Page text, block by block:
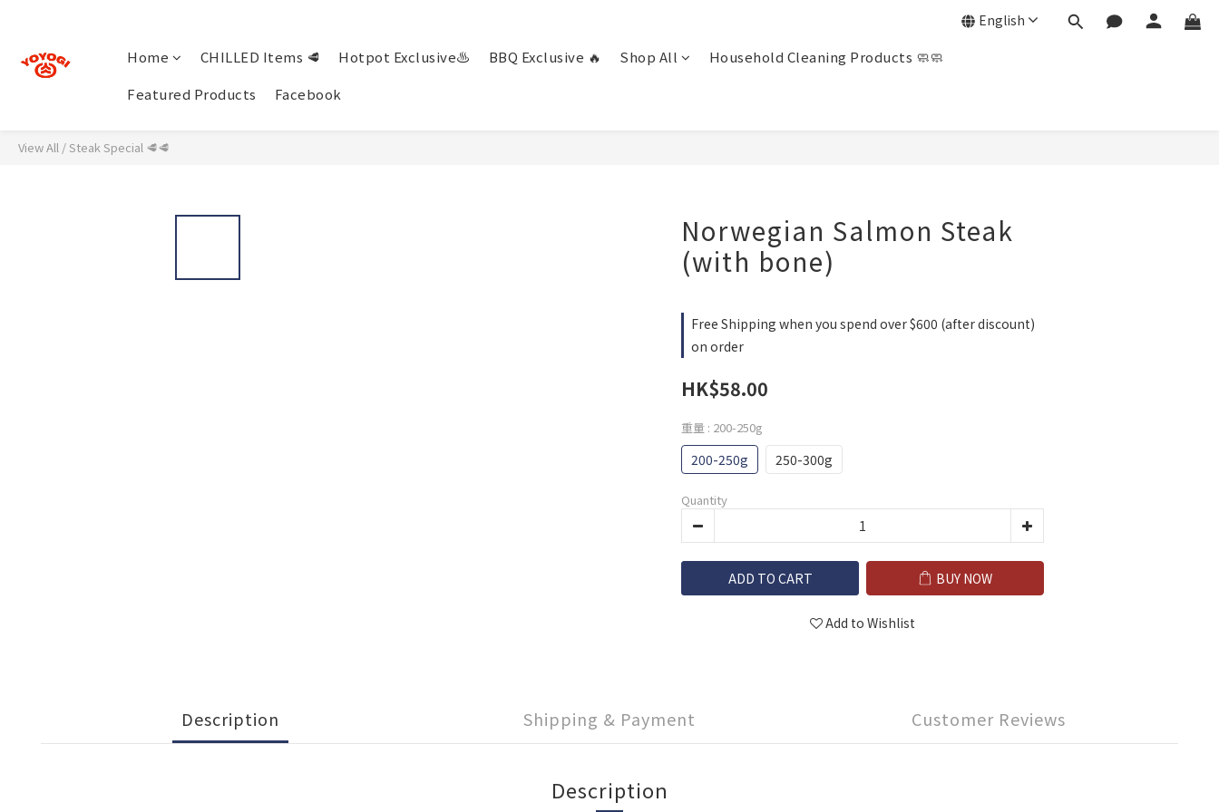
Home CHILLED Items 🥩 Hotpot Exclusive♨️ BBQ Exclusive 🔥 Shop All
Household Cleaning Products 🧼🧼
Featured Products
Facebook
English
View All /Steak Special 🥩🥩
Norwegian Salmon Steak
(with bone)
Free Shipping when you spend over $600 (after discount)
on order
HK$58.00
重量 : 200-250g
200-250g 250-300g
Quantity
ADD TO CART BUY NOW
Add to Wishlist
Description Shipping & Payment Customer Reviews
Description